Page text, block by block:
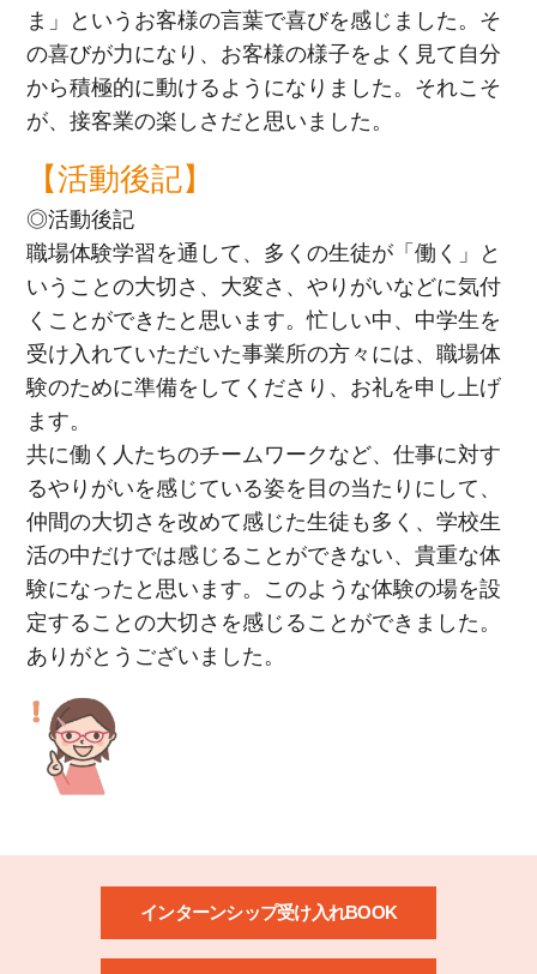
ま」というお客様の言葉で喜びを感じました。そ
の喜びが力になり、お客様の様子をよく見て自分
から積極的に動けるようになりました。それこそ
が、接客業の楽しさだと思いました。
【活動後記】
◎活動後記
職場体験学習を通して、多くの生徒が「働く」と
いうことの大切さ、大変さ、やりがいなどに気付
くことができたと思います。忙しい中、中学生を
受け入れていただいた事業所の方々には、職場体
験のために準備をしてくださり、お礼を申し上げ
ます。
共に働く人たちのチームワークなど、仕事に対す
るやりがいを感じている姿を目の当たりにして、
仲間の大切さを改めて感じた生徒も多く、学校生
活の中だけでは感じることができない、貴重な体
験になったと思います。このような体験の場を設
定することの大切さを感じることができました。
ありがとうございました。
インターンシップ受け入れBOOK